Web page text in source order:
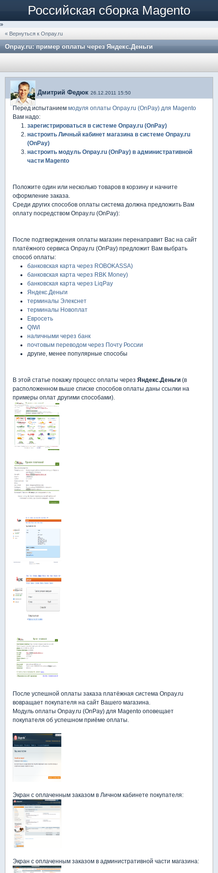
Российская сборка Magento
»
« Вернуться к Onpay.ru
Onpay.ru: пример оплаты через Яндекс.Деньги
Дмитрий Федюк 26.12.2011 15:50
Перед испытанием модуля оплаты Onpay.ru (OnPay) для Magento
Вам надо:
зарегистрироваться в системе Onpay.ru (OnPay)
настроить Личный кабинет магазина в системе Onpay.ru
(OnPay)
настроить модуль Onpay.ru (OnPay) в административной
части Magento
Положите один или несколько товаров в корзину и начните
оформление заказа.
Среди других способов оплаты система должна предложить Вам
оплату посредством Onpay.ru (OnPay):
После подтверждения оплаты магазин перенаправит Вас на сайт
платёжного сервиса Onpay.ru (OnPay) предложит Вам выбрать
способ оплаты:
банковская карта через ROBOKASSA)
банковская карта через RBK Money)
банковская карта через LiqPay
Яндекс.Деньги
терминалы Элекснет
терминалы Новоплат
Евросеть
QIWI
наличными через банк
почтовым переводом через Почту России
другие, менее популярные способы
В этой статье покажу процесс оплаты через Яндекс.Деньги (в
расположенном выше списке способов оплаты даны ссылки на
примеры оплат другими способами).
После успешной оплаты заказа платёжная система Onpay.ru
вовращает покупателя на сайт Вашего магазина.
Модуль оплаты Onpay.ru (OnPay) для Magento оповещает
покупателя об успешном приёме оплаты.
Экран с оплаченным заказом в Личном кабинете покупателя:
Экран с оплаченным заказом в административной части магазина: